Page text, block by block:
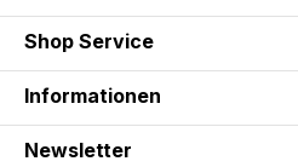
Shop Service
Informationen
Newsletter